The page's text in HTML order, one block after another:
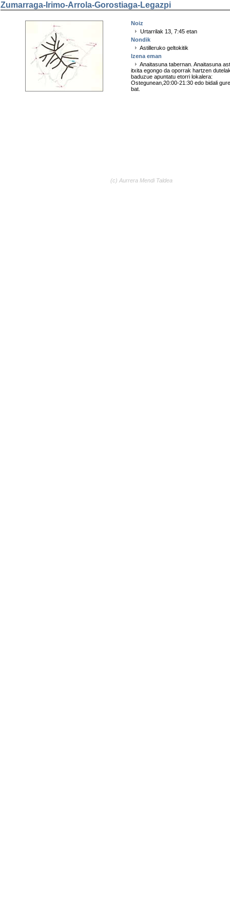
Zumarraga-Irimo-Arrola-Gorostiaga-Legazpi
Noiz
Urtarrilak 13, 7:45 etan
Nondik
Astilleruko geltokitik
Izena eman
Anaitasuna tabernan. Anaitasuna
itxita egongo da oporrak hartzen
baduzue apuntatu etorri lokalera:
Ostegunean,20:00-21:30 edo bidali
bat.
(c) Aurrera Mendi Taldea